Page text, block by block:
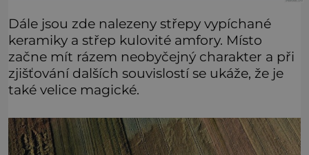
Dále jsou zde nalezeny střepy vypíchané
keramiky a střep kulovité amfory. Místo
začne mít rázem neobyčejný charakter a při
zjišťování dalších souvislostí se ukáže, že je
také velice magické.